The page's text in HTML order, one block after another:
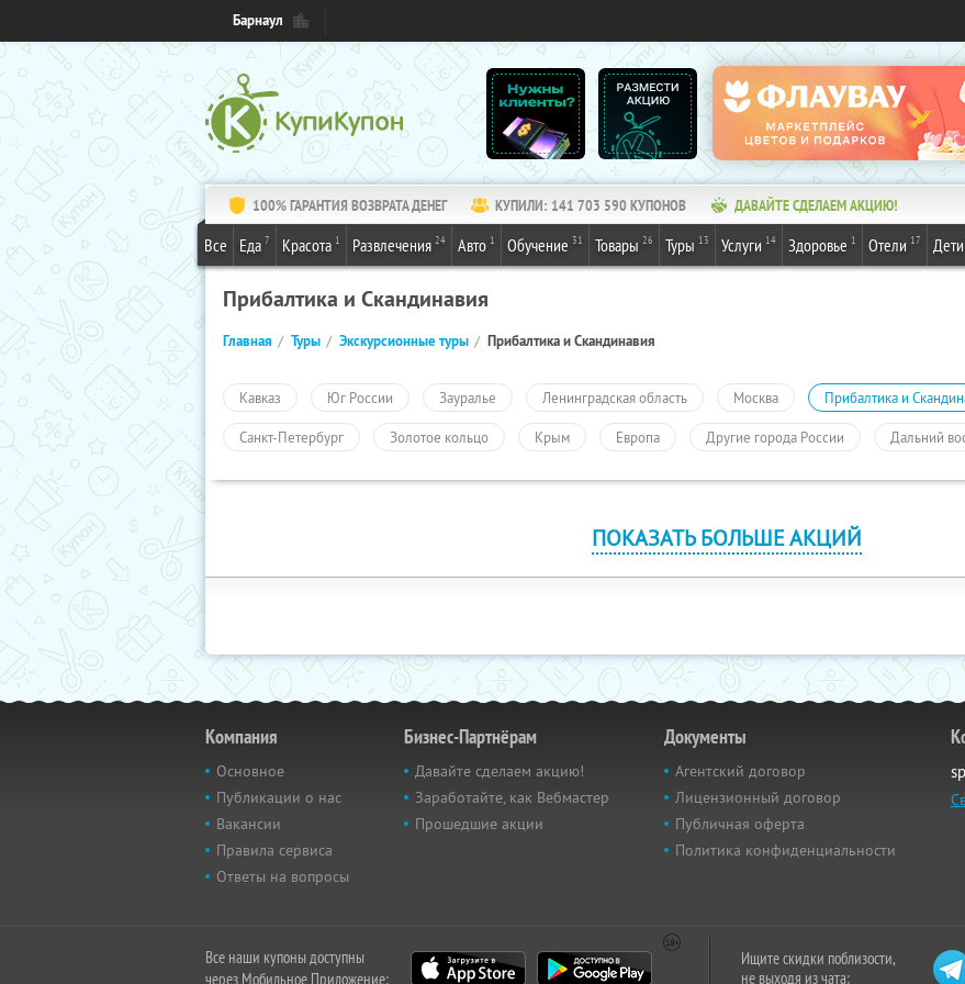
Барнаул
100% ГАРАНТИЯ ВОЗВРАТА ДЕНЕГ КУПИЛИ: 141 703 590КУПОНОВ ДАВАЙТЕ СДЕЛАЕМ АКЦИЮ!
Все Еда 7 Красота 1 Развлечения 24 Авто 1 Обучение 31 Товары 26 Туры 13 Услуги 14 Здоровье 1 Отели 17 Дети
Прибалтика и Скандинавия
Главная Туры Экскурсионные туры Прибалтика и Скандинавия
Кавказ Юг России Зауралье Ленинградская область Москва Прибалтика и
Санкт-Петербург Золотое кольцо Крым Европа Другие города России Дальний
ПОКАЗАТЬ БОЛЬШЕ АКЦИЙ
Компания
Основное
Публикации о нас
Вакансии
Правила сервиса
Ответы на вопросы
Бизнес-Партнёрам
Давайте сделаем акцию!
Заработайте, как Вебмастер
Прошедшие акции
Документы
Агентский договор
Лицензионный договор
Публичная оферта
Политика конфиденциальности
Все наши купоны доступны
через Мобильное Приложение:
Ищите скидки поблизости,
не выходя из чата: